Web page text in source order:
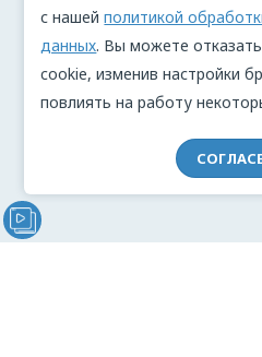
с нашейполитикой
данных. Вы можете
cookie, изменив настройки
повлиять на работу